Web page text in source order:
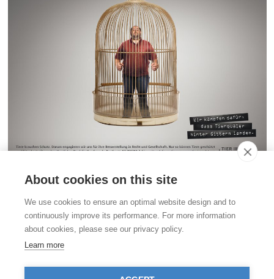
Stiftung für das Tier im Recht (TIR)
Rigistrasse 9
CH - 8006 Zürich
info@tierimrecht.org
Ihre Spende kann von den Steuern abgezogen werden.
About cookies on this site
We use cookies to ensure an optimal website design and to
continuously improve its performance. For more information
about cookies, please see our privacy policy.
Learn more